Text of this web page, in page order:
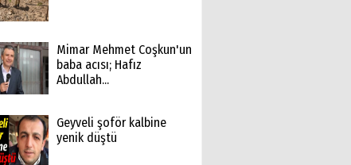
Mimar Mehmet Coşkun'un
baba acısı; Hafız
Abdullah...
Geyveli şoför kalbine
yenik düştü